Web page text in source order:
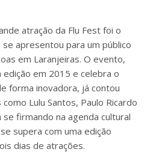
atração da Flu Fest foi o
apresentou para um público
em Laranjeiras. O evento,
em 2015 e celebra o
forma inovadora, já contou
Lulu Santos, Paulo Ricardo
se firmando na agenda cultural
supera com uma edição
dias de atrações.